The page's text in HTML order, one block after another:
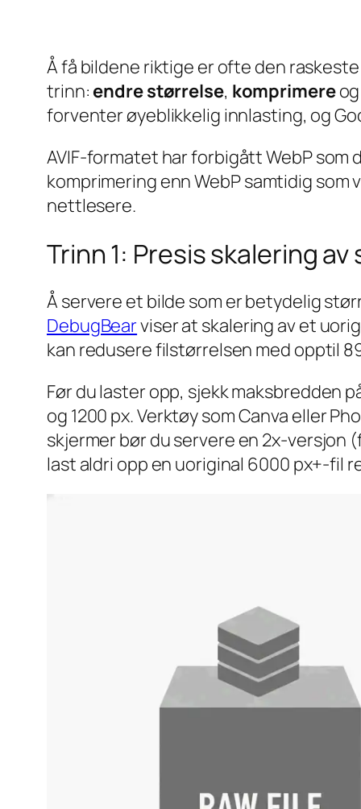
Å få bildene riktige er ofte den
trinn: endre størrelse, komprimere
forventer øyeblikkelig innlasting, og
AVIF-formatet har forbigått WebP
komprimering enn WebP samtidig
nettlesere.
Trinn 1: Presis skalering
Å servere et bilde som er betydelig
DebugBearviser at skalering av et
kan redusere filstørrelsen med opptil
Før du laster opp, sjekk maksbredden
og 1200 px. Verktøy som Canva eller
skjermer bør du servere en 2x-versjon
last aldri opp en uoriginal 6000 px+-fil